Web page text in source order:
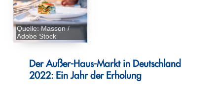
Quelle: Masson /
Adobe Stock
Der Außer-Haus-Markt in Deutschland
2022: Ein Jahr der Erholung